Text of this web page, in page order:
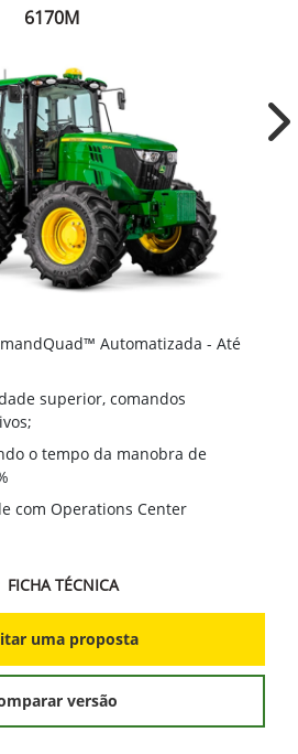
6170M
Automatizada - Até
superior, comandos
o tempo da manobra de
com Operations Center
FICHA TÉCNICA
uma proposta
versão